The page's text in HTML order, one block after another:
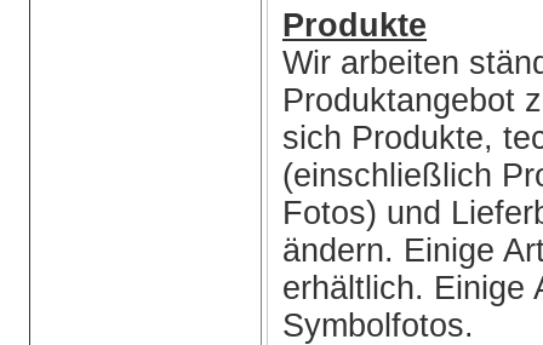
Produkte
Wir arbeiten
Produktangebot
sich Produkte,
(einschließlich
Fotos) und
ändern. Einige
erhältlich. Einige
Symbolfotos.